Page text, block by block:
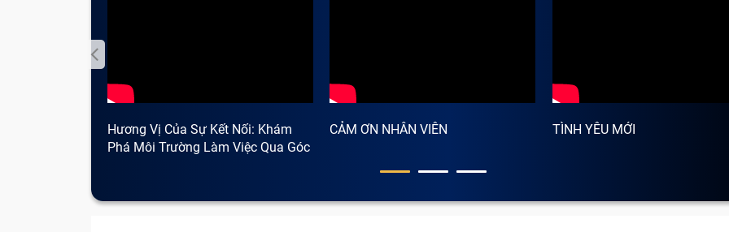
Một chiếc smartphone chứa rất nhiều linh kiện, bộ phận. Nếu một trong chúng bị lỗi, hỏng thì bạn
không ít phiền toái, rắc rối khi sử dụng; nghiêm trọng hơn có thể phải thay máy mới nếu không sửa
thời. Vậy các lỗi, hỏng linh kiện cần mang sửa điện thoại là gì?
Hương Vị Của Sự Kết Nối: Khám
Phá Môi Trường Làm Việc Qua Góc
CẢM ƠN NHÂN VIÊN TÌNH YÊU MỚI